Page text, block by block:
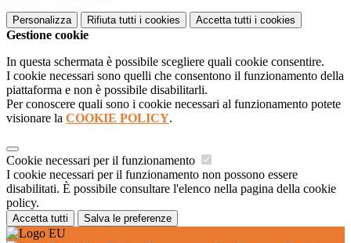
Personalizza Rifiuta tutti i cookies Accetta tutti i cookies
Gestione cookie
In questa schermata è possibile scegliere quali cookie consentire.
I cookie necessari sono quelli che consentono il funzionamento della
piattaforma e non è possibile disabilitarli.
Per conoscere quali sono i cookie necessari al funzionamento potete
visionare la COOKIE POLICY.
Cookie necessari per il funzionamento
I cookie necessari per il funzionamento non possono essere
disabilitati. È possibile consultare l'elenco nella pagina della cookie
policy.
Accetta tutti Salva le preferenze